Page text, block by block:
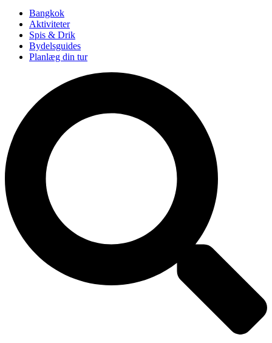
Bangkok
Aktiviteter
Spis & Drik
Bydelsguides
Planlæg din tur